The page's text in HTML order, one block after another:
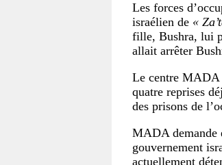
Les forces
israélien de «
fille, Bushra, lui
allait arrêter
Le centre MADA
quatre reprises
des prisons de
MADA demande
gouvernement
actuellement